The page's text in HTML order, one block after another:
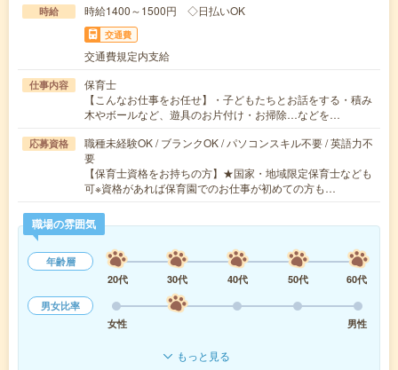
時給 時給1400～1500円 ◇日払いOK
交通費
交通費規定内支給
仕事内容
保育士
【こんなお仕事をお任せ】・子どもたちとお話をする・積み
木やボールなど、遊具のお片付け・お掃除…などを…
応募資格
職種未経験OK / ブランクOK / パソコンスキル不要 / 英語力不
要
【保育士資格をお持ちの方】★国家・地域限定保育士なども
可※資格があれば保育園でのお仕事が初めての方も…
職場の雰囲気
年齢層
20代
30代 40代 50代
60代
男女比率
女性
男性
もっと見る